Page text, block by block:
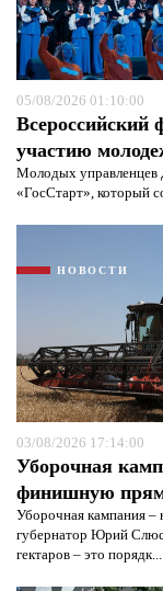
05/08/2026 01:10:00
Всероссийский
участию
Молодых управленцев
«ГосСтарт», который
НОВОСТИ
03/08/2026 17:14:00
Уборочная
финишную
Уборочная кампания
губернатор Юрий
гектаров – это порядк...